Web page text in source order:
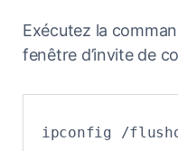
Exécutez la
fenêtre d’invite de
ipconfig /